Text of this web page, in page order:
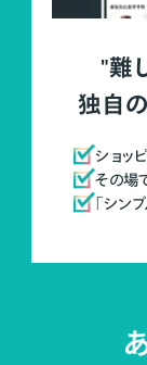
"難
独自
ショッ
その場
「シン